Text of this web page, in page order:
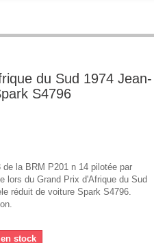
du Sud 1974 Jean-
S4796
la BRM P201 n 14 pilotée par
lors du Grand Prix d'Afrique du Sud
réduit de voiture Spark S4796.
stock